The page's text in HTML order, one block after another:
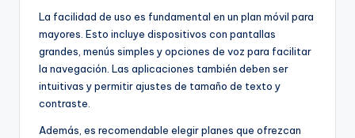
La facilidad de uso es fundamental en un plan móvil para
mayores. Esto incluye dispositivos con pantallas
grandes, menús simples y opciones de voz para facilitar
la navegación. Las aplicaciones también deben ser
intuitivas y permitir ajustes de tamaño de texto y
contraste.
Además, es recomendable elegir planes que ofrezcan